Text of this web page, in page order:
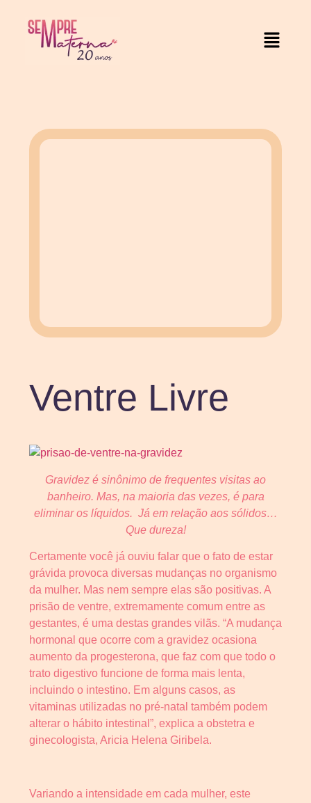
Ventre Livre
Gravidez é sinônimo de frequentes visitas ao
banheiro. Mas, na maioria das vezes, é para
eliminar os líquidos. Já em relação aos sólidos…
Que dureza!
Certamente você já ouviu falar que o fato de estar
grávida provoca diversas mudanças no organismo
da mulher. Mas nem sempre elas são positivas. A
prisão de ventre, extremamente comum entre as
gestantes, é uma destas grandes vilãs. “A mudança
hormonal que ocorre com a gravidez ocasiona
aumento da progesterona, que faz com que todo o
trato digestivo funcione de forma mais lenta,
incluindo o intestino. Em alguns casos, as
vitaminas utilizadas no pré-natal também podem
alterar o hábito intestinal”, explica a obstetra e
ginecologista, Aricia Helena Giribela.
Variando a intensidade em cada mulher, este